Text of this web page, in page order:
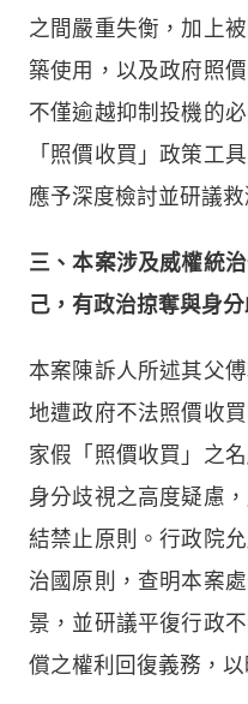
之間嚴重失衡，加上
築使用，以及政府照
不僅逾越抑制投機的
「照價收買」政策工
應予深度檢討並研議救
三、本案涉及威權統
己，有政治掠奪與身
本案陳訴人所述其父
地遭政府不法照價收
家假「照價收買」之
身分歧視之高度疑慮
結禁止原則。行政院
治國原則，查明本案
景，並研議平復行政
償之權利回復義務，以